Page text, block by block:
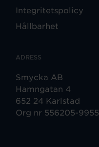
Integritetspolicy
Hållbarhet
ADRESS
Smycka AB
Hamngatan 4
652 24 Karlstad
Org nr 556205-9955